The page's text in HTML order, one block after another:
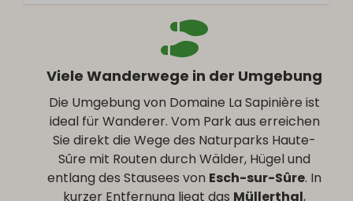
Viele Wanderwege in der Umgebung
Die Umgebung von Domaine La Sapinière ist
ideal für Wanderer. Vom Park aus erreichen
Sie direkt die Wege des Naturparks Haute-
Sûre mit Routen durch Wälder, Hügel und
entlang des Stausees von Esch-sur-Sûre. In
kurzer Entfernung liegt das Müllerthal,